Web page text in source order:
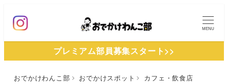
ン
MENU
プレミアム部員募集スタート>>
おでかけわんこ部 おでかけスポット
カフェ・飲食店